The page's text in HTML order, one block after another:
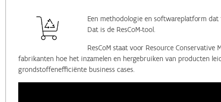
Een methodologie en softwareplatform
Dat is de ResCoM-tool.
ResCoM staat voor Resource
fabrikanten hoe het inzamelen en hergebruiken van producten
grondstoffenefficiënte business cases.